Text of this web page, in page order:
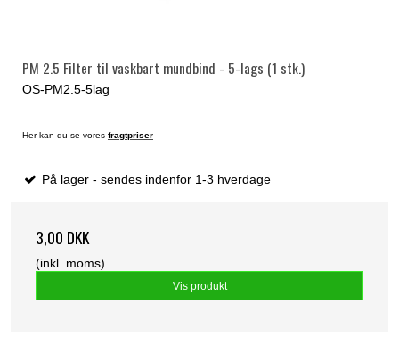
PM 2.5 Filter til vaskbart mundbind - 5-lags (1 stk.)
OS-PM2.5-5lag
Her kan du se vores fragtpriser
På lager - sendes indenfor 1-3 hverdage
3,00 DKK
(inkl. moms)
Vis produkt